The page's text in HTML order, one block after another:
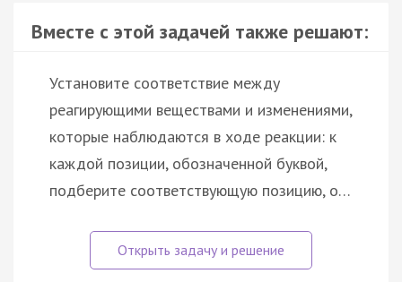
Вместе с этой задачей также решают:
Установите соответствие между
реагирующими веществами и изменениями,
которые наблюдаются в ходе реакции: к
каждой позиции, обозначенной буквой,
подберите соответствующую позицию, о…